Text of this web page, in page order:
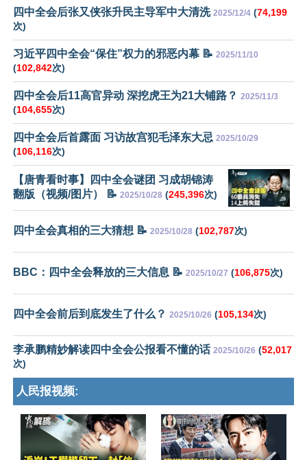
四中全会后张又侠张升民主导军中大清洗 2025/12/4 (74,199
次)
习近平四中全会“保住”权力的邪恶内幕 📝 2025/11/10
(102,842次)
四中全会后11高官异动 深挖虎王为21大铺路？ 2025/11/3
(104,655次)
四中全会后首露面 习访故宫犯毛泽东大忌 2025/10/29
(106,116次)
【唐青看时事】四中全会谜团 习成胡锦涛
翻版（视频/图片） 📝 2025/10/28 (245,396次)
四中全会真相的三大猜想 📝 2025/10/28 (102,787次)
BBC：四中全会释放的三大信息 📝 2025/10/27 (106,875次)
四中全会前后到底发生了什么？ 2025/10/26 (105,134次)
李承鹏精妙解读四中全会公报看不懂的话 2025/10/26 (52,017
次)
人民报视频: